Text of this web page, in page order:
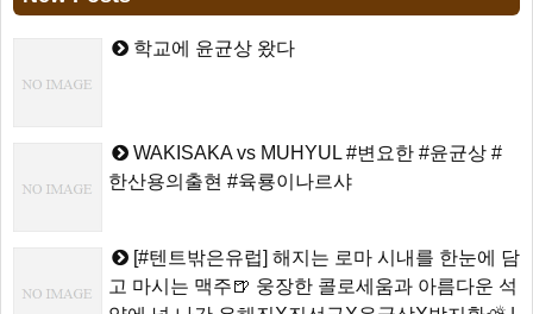
학교에 윤균상 왔다
WAKISAKA vs MUHYUL #변요한 #윤균상 #
한산용의출현 #육룡이나르샤
[#텐트밖은유럽] 해지는 로마 시내를 한눈에 담
고 마시는 맥주🍺 웅장한 콜로세움과 아름다운 석